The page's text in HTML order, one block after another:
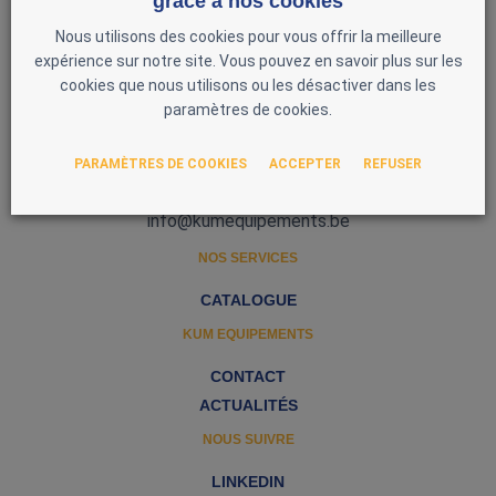
Zone d'Activité Nord 3
Belgique
info@kumequipements.be
NOS SERVICES
CATALOGUE
KUM EQUIPEMENTS
CONTACT
ACTUALITÉS
NOUS SUIVRE
LINKEDIN
Nous utilisons des cookies pour vous offrir la meilleure
expérience sur notre site. Vous pouvez en savoir plus sur les
cookies que nous utilisons ou les désactiver dans les
paramètres de cookies.
PARAMÈTRES DE COOKIES ACCEPTER REFUSER